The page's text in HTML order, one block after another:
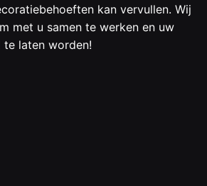
kan vervullen. Wij
met u samen te werken en uw
laten worden!